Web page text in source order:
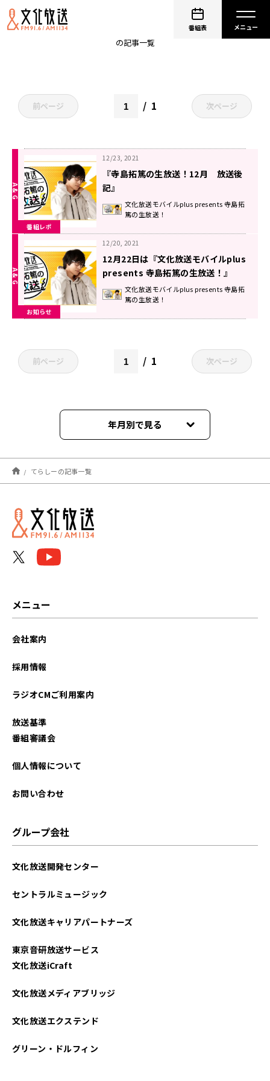
番組表
の記事一覧
前ページ 1 次ページ
番組レポ
12/23, 2021
『寺島拓篤の生放送！12月 放送後
記』
文化放送モバイルplus presents 寺島拓
篤の生放送！
お知らせ
12/20, 2021
12月22日は『文化放送モバイルplus
presents 寺島拓篤の生放送！』
文化放送モバイルplus presents 寺島拓
篤の生放送！
前ページ 1 次ページ
年月別で見る
2026年07月
2026年06月
2026年05月
2025年08月
2025年05月
2024年12月
2024年11月
2024年10月
てらしーの記事一覧
メニュー
会社案内
採用情報
ラジオCMご利用案内
放送基準
番組審議会
個人情報について
お問い合わせ
グループ会社
文化放送開発センター
セントラルミュージック
文化放送キャリアパートナーズ
東京音研放送サービス
文化放送iCraft
文化放送メディアブリッジ
文化放送エクステンド
グリーン・ドルフィン